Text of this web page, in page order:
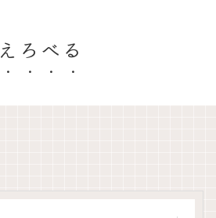
えろべる